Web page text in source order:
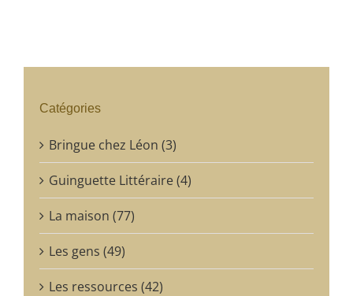
Catégories
Bringue chez Léon (3)
Guinguette Littéraire (4)
La maison (77)
Les gens (49)
Les ressources (42)